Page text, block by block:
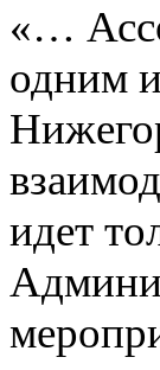
«…
одним
идет